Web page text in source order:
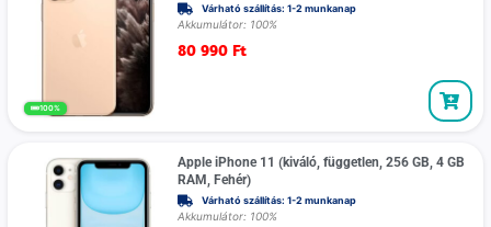
100%
Várható szállítás: 1-2 munkanap
Akkumulátor: 100%
80 990 Ft
Apple iPhone 11 (kiváló, független, 256 GB, 4 GB
RAM, Fehér)
Várható szállítás: 1-2 munkanap
Akkumulátor: 100%